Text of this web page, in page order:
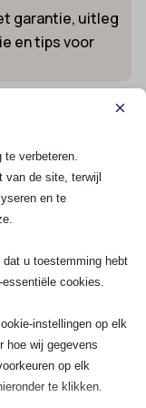
garantie, uitleg
en tips voor
woning of
30 woningen
in wijken als
en meer.
of op
×
te verbeteren.
de site, terwijl
en te
u toestemming hebt
cookies.
instellingen op elk
hoe wij gegevens
op elk
te klikken.